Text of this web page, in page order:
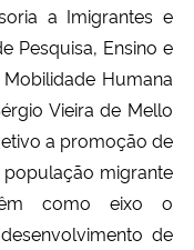
a Imigrantes e
Pesquisa, Ensino e
Humana
Vieira de Mello
a promoção de
migrante
como eixo o
de